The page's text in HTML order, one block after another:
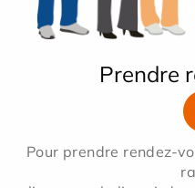
Prendre
Pour prendre rendez-